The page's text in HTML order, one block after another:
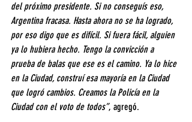
del próximo presidente. Si no conseguís eso,
Argentina fracasa. Hasta ahora no se ha logrado,
por eso digo que es difícil. Si fuera fácil, alguien
ya lo hubiera hecho. Tengo la convicción a
prueba de balas que ese es el camino. Ya lo hice
en la Ciudad, construí esa mayoría en la Ciudad
que logró cambios. Creamos la Policía en la
Ciudad con el voto de todos”, agregó.